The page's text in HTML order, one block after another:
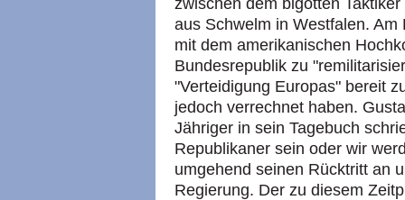
zwischen dem bigotten
aus Schwelm in Westfalen.
mit dem amerikanischen
Bundesrepublik zu
"Verteidigung Europas" bereit
jedoch verrechnet haben.
Jähriger in sein Tagebuch
Republikaner sein oder wir
umgehend seinen Rücktritt an
Regierung. Der zu diesem